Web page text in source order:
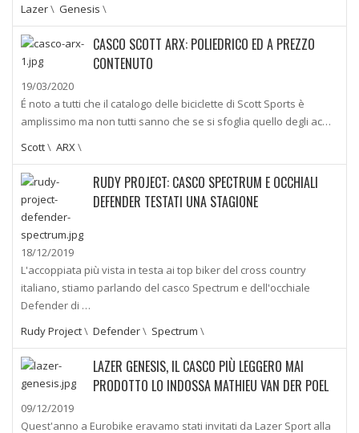
Lazer\ Genesis \
CASCO SCOTT ARX: POLIEDRICO ED A PREZZO
CONTENUTO
19/03/2020
É noto a tutti che il catalogo delle biciclette di Scott Sports è
amplissimo ma non tutti sanno che se si sfoglia quello degli ac…
Scott\ ARX \
RUDY PROJECT: CASCO SPECTRUM E OCCHIALI
DEFENDER TESTATI UNA STAGIONE
18/12/2019
L'accoppiata più vista in testa ai top biker del cross country
italiano, stiamo parlando del casco Spectrum e dell'occhiale
Defender di …
Rudy Project\ Defender\ Spectrum \
LAZER GENESIS, IL CASCO PIÙ LEGGERO MAI
PRODOTTO LO INDOSSA MATHIEU VAN DER POEL
09/12/2019
Quest'anno a Eurobike eravamo stati invitati da Lazer Sport alla